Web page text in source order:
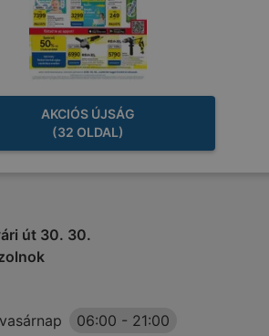
AKCIÓS ÚJSÁG
(32 OLDAL)
út 30. 30.
06:00 - 21:00